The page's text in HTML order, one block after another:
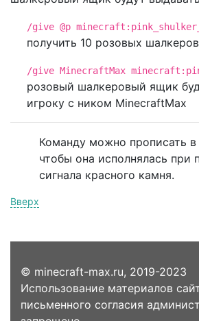
/give @p
получить 10 розовых
/give MinecraftMax
розовый шалкеровый ящик
игроку с ником MinecraftMax
Команду можно прописать
чтобы она исполнялась при
сигнала красного камня.
Вверх
© minecraft-max.ru, 2019-2023
Использование материалов
письменного согласия